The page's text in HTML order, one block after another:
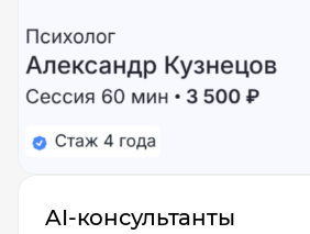
AI-консультанты
Ваше имя
Профессия
Местоположение